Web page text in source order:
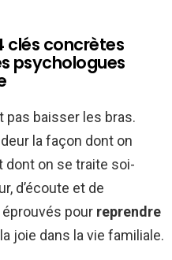
clés concrètes
psychologues
pas baisser les bras.
la façon dont on
on se traite soi-
d’écoute et de
pour reprendre
joie dans la vie familiale.